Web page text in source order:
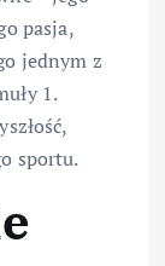
pasja,
jednym z
1.
sportu.